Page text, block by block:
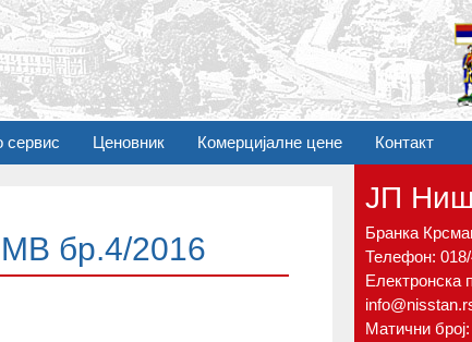
Ценовник Комерцијалне цене Контакт
бр.4/2016
ЈП
Бранка
Телефон:
Електронска
Матични